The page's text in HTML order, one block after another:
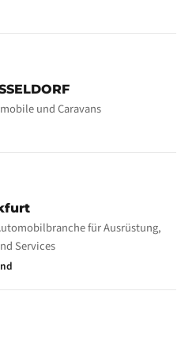
und Caravans
für Ausrüstung,
Services